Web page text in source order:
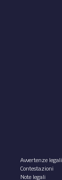
Avvertenze legali
Contestazioni
Note legali